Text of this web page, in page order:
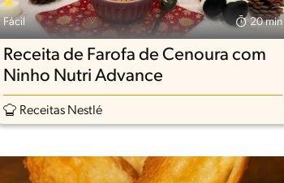
Fácil 20 min
Receita de Farofa de Cenoura com
Ninho Nutri Advance
Receitas Nestlé